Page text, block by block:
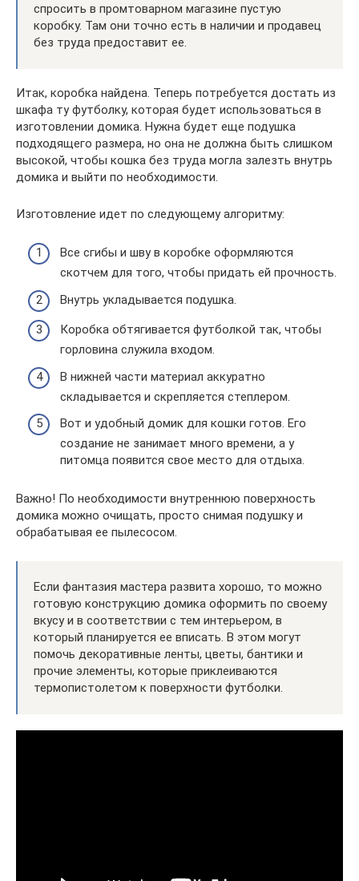
спросить в промтоварном магазине пустую
коробку. Там они точно есть в наличии и продавец
без труда предоставит ее.
Итак, коробка найдена. Теперь потребуется достать из
шкафа ту футболку, которая будет использоваться в
изготовлении домика. Нужна будет еще подушка
подходящего размера, но она не должна быть слишком
высокой, чтобы кошка без труда могла залезть внутрь
домика и выйти по необходимости.
Изготовление идет по следующему алгоритму:
Все сгибы и шву в коробке оформляются
скотчем для того, чтобы придать ей прочность.
Внутрь укладывается подушка.
Коробка обтягивается футболкой так, чтобы
горловина служила входом.
В нижней части материал аккуратно
складывается и скрепляется степлером.
Вот и удобный домик для кошки готов. Его
создание не занимает много времени, а у
питомца появится свое место для отдыха.
Важно! По необходимости внутреннюю поверхность
домика можно очищать, просто снимая подушку и
обрабатывая ее пылесосом.
Если фантазия мастера развита хорошо, то можно
готовую конструкцию домика оформить по своему
вкусу и в соответствии с тем интерьером, в
который планируется ее вписать. В этом могут
помочь декоративные ленты, цветы, бантики и
прочие элементы, которые приклеиваются
термопистолетом к поверхности футболки.